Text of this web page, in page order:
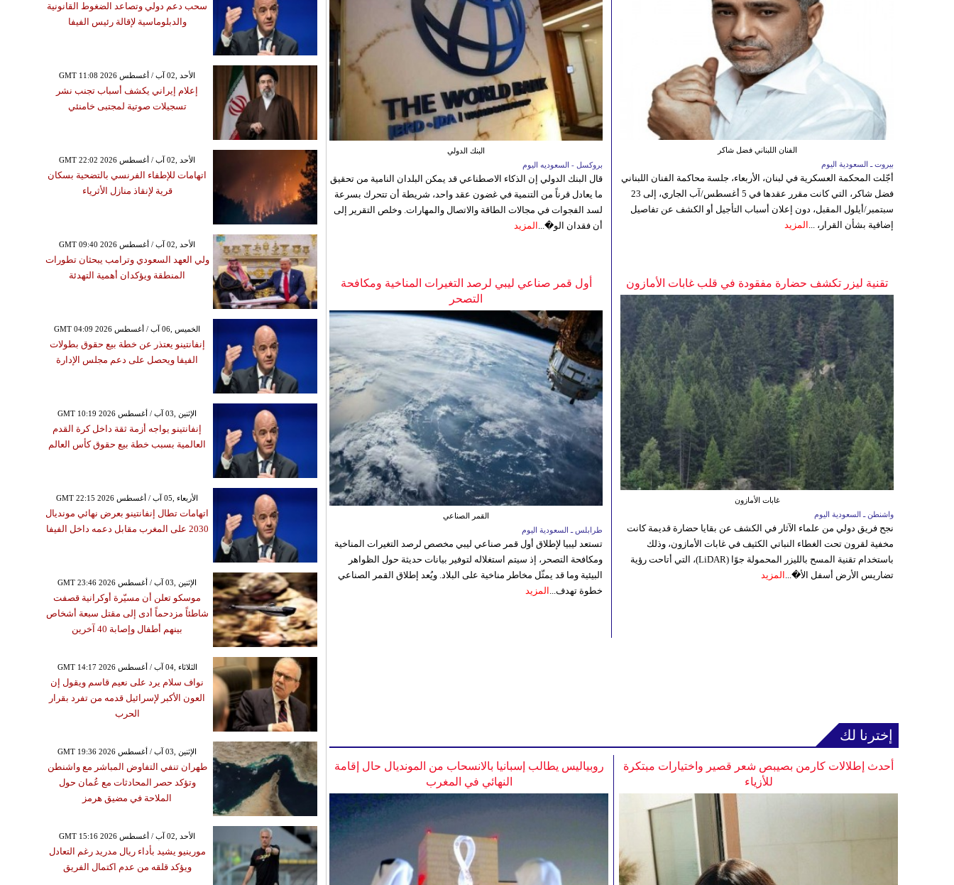
البنك الدولي
بروكسل - السعوديه اليوم
قال البنك الدولي إن الذكاء الاصطناعي قد يمكن البلدان النامية من تحقيق
ما يعادل قرناً من التنمية في غضون عقد واحد، شريطة أن تتحرك بسرعة
لسد الفجوات في مجالات الطاقة والاتصال والمهارات. وخلص التقرير إلى
أن فقدان الو�... المزيد
الفنان اللبناني فضل شاكر
بيروت ـ السعودية اليوم
أجّلت المحكمة العسكرية في لبنان، الأربعاء، جلسة محاكمة الفنان اللبناني
فضل شاكر، التي كانت مقرر عقدها في 5 أغسطس/آب الجاري، إلى 23
سبتمبر/أيلول المقبل، دون إعلان أسباب التأجيل أو الكشف عن تفاصيل
إضافية بشأن القرار، ... المزيد
أول قمر صناعي ليبي لرصد التغيرات المناخية ومكافحة
التصحر
القمر الصناعي
طرابلس ـ السعودية اليوم
تستعد ليبيا لإطلاق أول قمر صناعي ليبي مخصص لرصد التغيرات المناخية
ومكافحة التصحر، إذ سيتم استغلاله لتوفير بيانات حديثة حول الظواهر
البيئية وما قد يمثّل مخاطر مناخية على البلاد. ويُعد إطلاق القمر الصناعي
خطوة تهدف... المزيد
تقنية ليزر تكشف حضارة مفقودة في قلب غابات الأمازون
غابات الأمازون
واشنطن ـ السعودية اليوم
نجح فريق دولي من علماء الآثار في الكشف عن بقايا حضارة قديمة كانت
مخفية لقرون تحت الغطاء النباتي الكثيف في غابات الأمازون، وذلك
باستخدام تقنية المسح بالليزر المحمولة جوًا (LiDAR)، التي أتاحت رؤية
تضاريس الأرض أسفل الأ�... المزيد
إخترنا لك
روبياليس يطالب إسبانيا بالانسحاب من المونديال حال إقامة
النهائي في المغرب
أحدث إطلالات كارمن بصيبص شعر قصير واختيارات مبتكرة
للأزياء
سحب دعم دولي وتصاعد الضغوط القانونية
والدبلوماسية لإقالة رئيس الفيفا
GMT 11:08 2026 الأحد ,02 آب / أغسطس
إعلام إيراني يكشف أسباب تجنب نشر
تسجيلات صوتية لمجتبى خامنئي
GMT 22:02 2026 الأحد ,02 آب / أغسطس
اتهامات للإطفاء الفرنسي بالتضحية بسكان
قرية لإنقاذ منازل الأثرياء
GMT 09:40 2026 الأحد ,02 آب / أغسطس
ولي العهد السعودي وترامب يبحثان تطورات
المنطقة ويؤكدان أهمية التهدئة
GMT 04:09 2026 الخميس ,06 آب / أغسطس
إنفانتينو يعتذر عن خطة بيع حقوق بطولات
الفيفا ويحصل على دعم مجلس الإدارة
GMT 10:19 2026 الإثنين ,03 آب / أغسطس
إنفانتينو يواجه أزمة ثقة داخل كرة القدم
العالمية بسبب خطة بيع حقوق كأس العالم
GMT 22:15 2026 الأربعاء ,05 آب / أغسطس
اتهامات تطال إنفانتينو بعرض نهائي مونديال
2030 على المغرب مقابل دعمه داخل الفيفا
GMT 23:46 2026 الإثنين ,03 آب / أغسطس
موسكو تعلن أن مسيّرة أوكرانية قصفت
شاطئاً مزدحماً أدى إلى مقتل سبعة أشخاص
بينهم أطفال وإصابة 40 آخرين
GMT 14:17 2026 الثلاثاء ,04 آب / أغسطس
نواف سلام يرد على نعيم قاسم ويقول إن
العون الأكبر لإسرائيل قدمه من تفرد بقرار
الحرب
GMT 19:36 2026 الإثنين ,03 آب / أغسطس
طهران تنفي التفاوض المباشر مع واشنطن
وتؤكد حصر المحادثات مع عُمان حول
الملاحة في مضيق هرمز
GMT 15:16 2026 الأحد ,02 آب / أغسطس
مورينيو يشيد بأداء ريال مدريد رغم التعادل
ويؤكد قلقه من عدم اكتمال الفريق